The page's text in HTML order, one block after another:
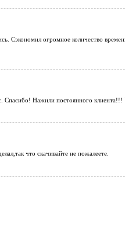
Сэкономил огромное количество
Спасибо! Нажили постоянного
что скачивайте не пожалеете.